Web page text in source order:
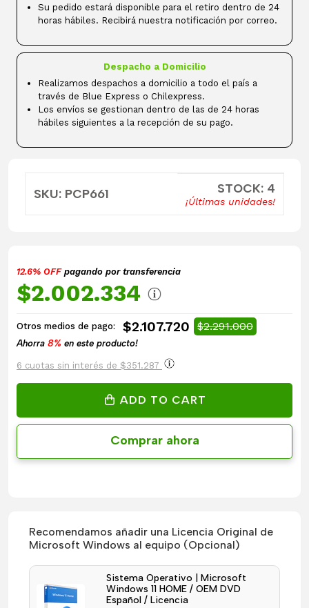
Su pedido estará disponible para el retiro dentro de 24
horas hábiles. Recibirá nuestra notificación por correo.
Despacho a Domicilio
Realizamos despachos a domicilio a todo el país a
través de Blue Express o Chilexpress.
Los envíos se gestionan dentro de las de 24 horas
hábiles siguientes a la recepción de su pago.
SKU: PCP661 STOCK: 4
¡Últimas unidades!
12.6% OFFpagando por transferencia
$2.002.334
Otros medios de pago: $2.107.720 $2.291.000
Ahorra 8% en este producto!
6 cuotas sin interés de $351.287
ADD TO CART
Comprar ahora
Recomendamos añadir una Licencia Original de
Microsoft Windows al equipo (Opcional)
Sistema Operativo | Microsoft
Windows 11 HOME / OEM DVD
Español / Licencia